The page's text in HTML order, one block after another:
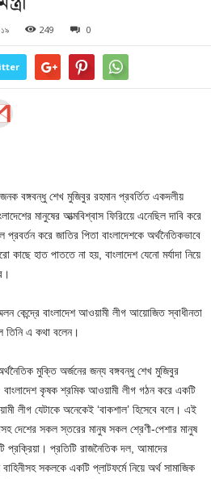
249 0
বঙ্গবন্ধু শেখ মুজিবুর রহমান প্রবর্তিত একদলীয়
মানুষের আত্মবিশ্বাস ফিরিয়েে এনেছিল দাবি করে
প্রবর্তন করে জাতির পিতা বাংলাদেশকে অর্থনৈতিকভাবে
কাছে হাত পাততে না হয়, বাংলাদেশ যেনো মর্যাদা নিয়ে
কেন্দ্রে বাংলাদেশ আওয়ামী লীগ আয়োজিত স্বাধীনতা
তিনি এ কথা বলেন।
মুক্তি অর্জনের জন্য বঙ্গবন্ধু শেখ মুজিবুর
বাংলাদেশ কৃষক শ্রমিক আওয়ামী লীগ গঠন করে একটি
লীগ যেটাকে অনেকেই ‘বাকশাল’ হিসেবে বলে। এই
দেশের সকল স্তরের মানুষ সকল শ্রেণী-পেশার মানুষ
প্রক্রিয়া। প্রতিটি রাজনৈতিক দল, আমাদের
বাহিনীসহ সকলকে একটি প্লাটফর্মে নিয়ে অর্থ সামাজিক